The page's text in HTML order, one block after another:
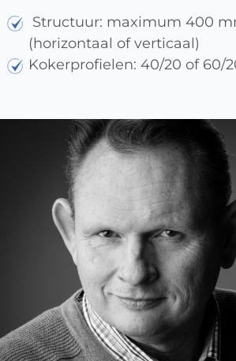
Structuur: maximum 400
(horizontaal of verticaal)
Kokerprofielen: 40/20 of 60/